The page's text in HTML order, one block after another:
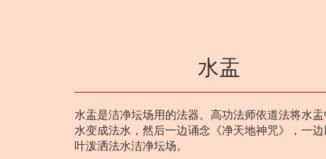
水盂
水盂是洁净坛场用的法器。高功法师依道法将水
水变成法水，然后一边诵念《净天地神咒》，一
叶泼洒法水洁净坛场。